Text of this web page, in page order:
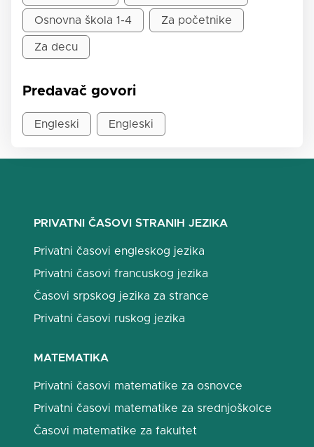
Osnovna škola 1-4 Za početnike
Za decu
Predavač govori
Engleski Engleski
PRIVATNI ČASOVI STRANIH JEZIKA
Privatni časovi engleskog jezika
Privatni časovi francuskog jezika
Časovi srpskog jezika za strance
Privatni časovi ruskog jezika
MATEMATIKA
Privatni časovi matematike za osnovce
Privatni časovi matematike za srednjoškolce
Časovi matematike za fakultet